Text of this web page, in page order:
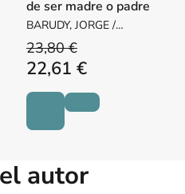
de ser madre o padre
BARUDY, JORGE /
DANTAGNAN, MARYORIE
23,80 €
22,61 €
autor